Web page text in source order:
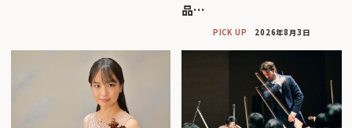
品…
PICK UP 2026年8月3日